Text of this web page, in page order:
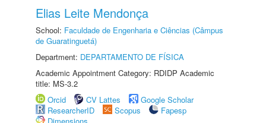
Elias Leite Mendonça
School: Faculdade de Engenharia e Ciências (Câmpus
de Guaratinguetá)
Department: DEPARTAMENTO DE FÍSICA
Academic Appointment Category: RDIDP Academic
title: MS-3.2
Orcid
CV Lattes
Google Scholar
ResearcherID
Scopus
Fapesp